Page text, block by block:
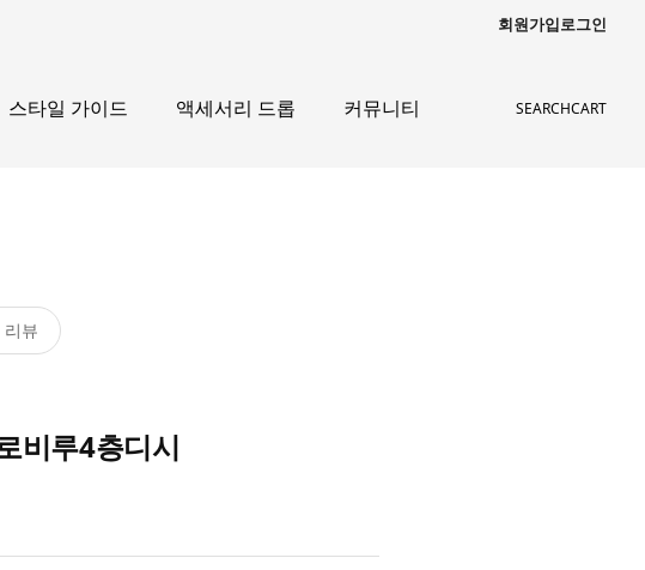
회원가입로그인
스타일 가이드 액세서리 드롭 커뮤니티 SEARCHCART
뷰
비루4층디시